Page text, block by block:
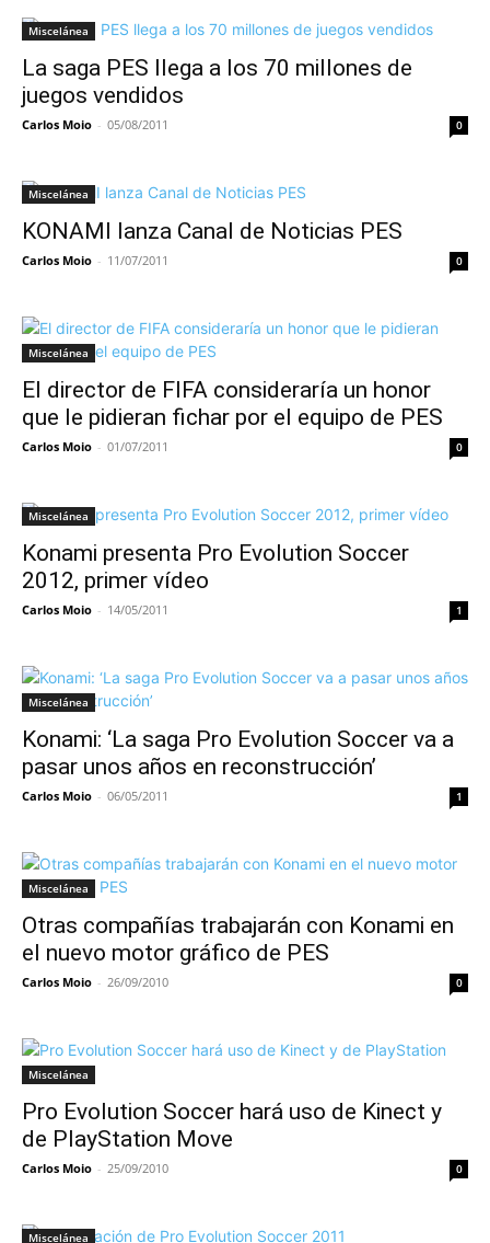
Miscelánea
La saga PES llega a los 70 millones de
juegos vendidos
Carlos Moio - 05/08/2011 0
Miscelánea
KONAMI lanza Canal de Noticias PES
Carlos Moio - 11/07/2011 0
Miscelánea
El director de FIFA consideraría un honor
que le pidieran fichar por el equipo de PES
Carlos Moio - 01/07/2011 0
Miscelánea
Konami presenta Pro Evolution Soccer
2012, primer vídeo
Carlos Moio - 14/05/2011 1
Miscelánea
Konami: ‘La saga Pro Evolution Soccer va a
pasar unos años en reconstrucción’
Carlos Moio - 06/05/2011 1
Miscelánea
Otras compañías trabajarán con Konami en
el nuevo motor gráfico de PES
Carlos Moio - 26/09/2010 0
Miscelánea
Pro Evolution Soccer hará uso de Kinect y
de PlayStation Move
Carlos Moio - 25/09/2010 0
Miscelánea